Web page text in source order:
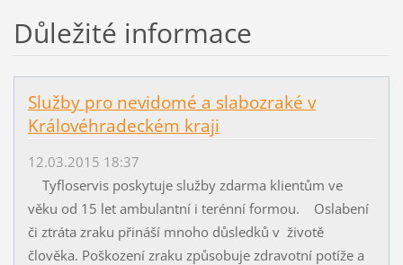
Důležité informace
Služby pro nevidomé a slabozraké v
Královéhradeckém kraji
12.03.2015 18:37
Tyfloservis poskytuje služby zdarma klientům ve
věku od 15 let ambulantní i terénní formou. Oslabení
či ztráta zraku přináší mnoho důsledků v životě
člověka. Poškození zraku způsobuje zdravotní potíže a